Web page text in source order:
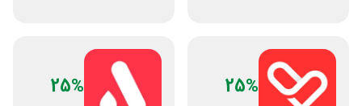
25%
25%